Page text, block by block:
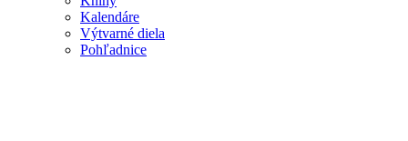
Kalendáre
Výtvarné diela
Pohľadnice